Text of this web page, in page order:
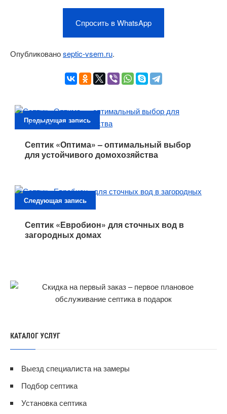
Спросить в WhatsApp
Опубликованоseptic-vsem.ru.
Предыдущая запись
Септик «Оптима» – оптимальный выбор
для устойчивого домохозяйства
Следующая запись
Септик «Евробион» для сточных вод в
загородных домах
КАТАЛОГ УСЛУГ
Выезд специалиста на замеры
Подбор септика
Установка септика